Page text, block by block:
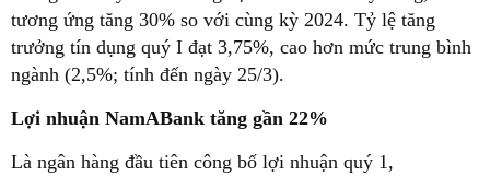
tương ứng tăng 30% so với cùng kỳ 2024. Tỷ lệ tăng
trưởng tín dụng quý I đạt 3,75%, cao hơn mức trung bình
ngành (2,5%; tính đến ngày 25/3).
Lợi nhuận NamABank tăng gần 22%
Là ngân hàng đầu tiên công bố lợi nhuận quý 1,